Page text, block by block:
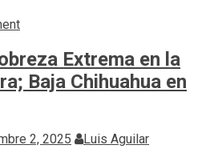
Extrema en la
Baja Chihuahua en
2, 2025 Luis Aguilar